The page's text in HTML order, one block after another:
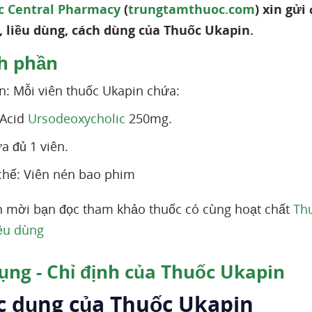
Central Pharmacy (trungtamthuoc.com) xin gửi
liều dùng, cách dùng của Thuốc Ukapin.
phần
Mỗi viên thuốc Ukapin chứa:
Ursodeoxycholic 250mg.
đủ 1 viên.
Viên nén bao phim
mời bạn đọc tham khảo thuốc có cùng hoạt chất
dùng
- Chỉ định của Thuốc Ukapin
dụng của Thuốc Ukapin